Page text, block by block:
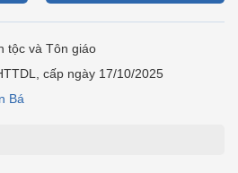
tộc và Tôn giáo
cấp ngày 17/10/2025
Bá